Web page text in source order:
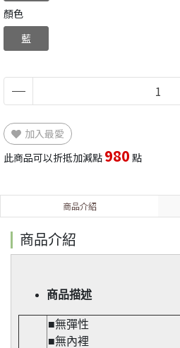
顏色
藍
加入最愛
此商品可以折抵加減點 980 點
商品介紹
商品介紹
商品描述
■無彈性​
■無內裡